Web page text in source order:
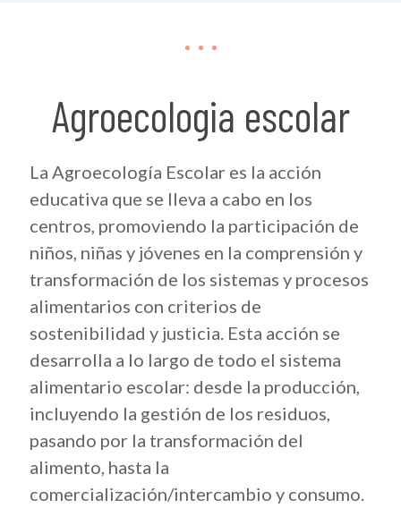
Agroecologia escolar
La Agroecología Escolar es la acción
educativa que se lleva a cabo en los
centros, promoviendo la participación de
niños, niñas y jóvenes en la comprensión y
transformación de los sistemas y procesos
alimentarios con criterios de
sostenibilidad y justicia. Esta acción se
desarrolla a lo largo de todo el sistema
alimentario escolar: desde la producción,
incluyendo la gestión de los residuos,
pasando por la transformación del
alimento, hasta la
comercialización/intercambio y consumo.